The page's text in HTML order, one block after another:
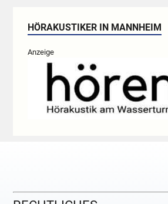
HÖRAKUSTIKER IN MANNHEIM
Anzeige